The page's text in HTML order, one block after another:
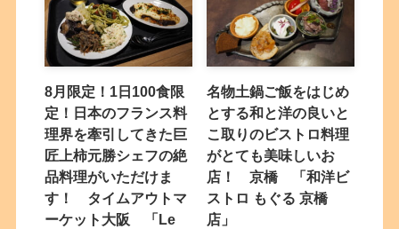
8月限定！1日100食限
定！日本のフランス料
理界を牽引してきた巨
匠上柿元勝シェフの絶
品料理がいただけま
す！ タイムアウトマ
ーケット大阪 「Le
名物土鍋ご飯をはじめ
とする和と洋の良いと
こ取りのビストロ料理
がとても美味しいお
店！ 京橋 「和洋ビ
ストロ もぐる 京橋
店」